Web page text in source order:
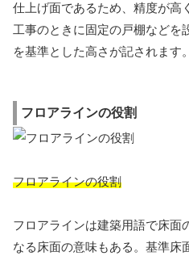
仕上げ面であるため、精度が高
工事のときに固定の戸棚などを
を基準とした高さが記されます。
フロアラインの役割
フロアラインの役割
フロアラインは建築用語で床面
なる床面の意味もある。基準床